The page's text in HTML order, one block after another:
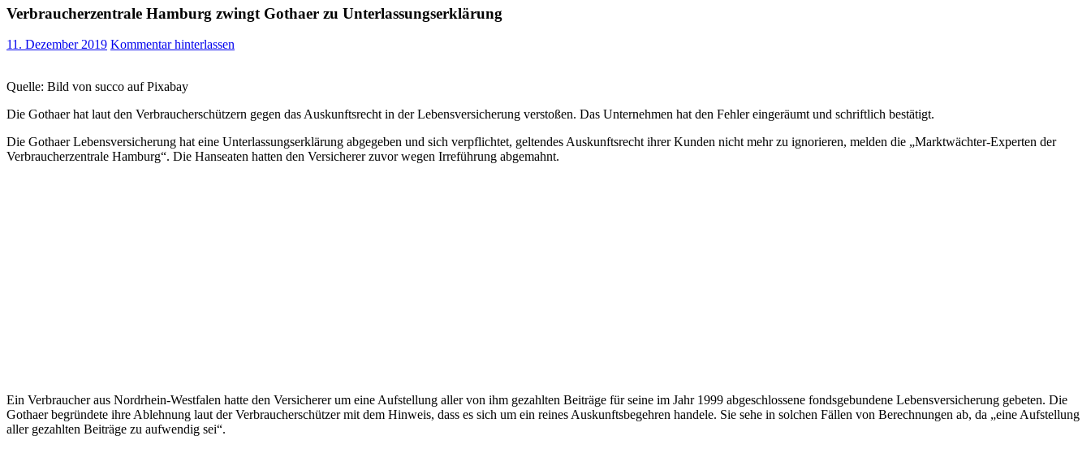
Verbraucherzentrale Hamburg zwingt Gothaer zu Unterlassungserklärung
11. Dezember 2019 Kommentar hinterlassen
Quelle: Bild von succo auf Pixabay
Die Gothaer hat laut den Verbraucherschützern gegen das Auskunftsrecht in der Lebensversicherung verstoßen. Das Unternehmen hat den Fehler eingeräumt und schriftlich bestätigt.
Die Gothaer Lebensversicherung hat eine Unterlassungserklärung abgegeben und sich verpflichtet, geltendes Auskunftsrecht ihrer Kunden nicht mehr zu ignorieren, melden die „Marktwächter-Experten der
Verbraucherzentrale Hamburg“. Die Hanseaten hatten den Versicherer zuvor wegen Irreführung abgemahnt.
Ein Verbraucher aus Nordrhein-Westfalen hatte den Versicherer um eine Aufstellung aller von ihm gezahlten Beiträge für seine im Jahr 1999 abgeschlossene fondsgebundene Lebensversicherung gebeten. Die
Gothaer begründete ihre Ablehnung laut der Verbraucherschützer mit dem Hinweis, dass es sich um ein reines Auskunftsbegehren handele. Sie sehe in solchen Fällen von Berechnungen ab, da „eine Aufstellung
aller gezahlten Beiträge zu aufwendig sei“.